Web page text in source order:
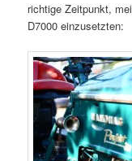
richtige Zeitpunkt,
D7000 einzusetzten: